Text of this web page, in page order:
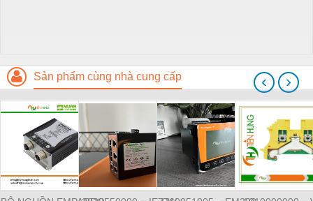
Sản phẩm cùng nhà cung cấp ‹ ›